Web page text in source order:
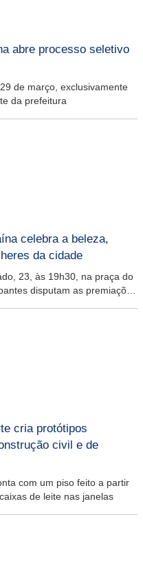
abre processo seletivo
de março, exclusivamente
da prefeitura
celebra a beleza,
da cidade
23, às 19h30, na praça do
disputam as premiações
cria protótipos
civil e de
com um piso feito a partir
de leite nas janelas